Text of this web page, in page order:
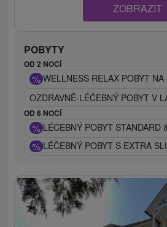
ZOBRAZIT
POBYTY
OD 2 NOCÍ
% WELLNESS RELAX POBYT
OZDRAVNĚ-LÉČEBNÝ POBYT V
OD 6 NOCÍ
% LÉČEBNÝ POBYT
% LÉČEBNÝ POBYT S EXTRA